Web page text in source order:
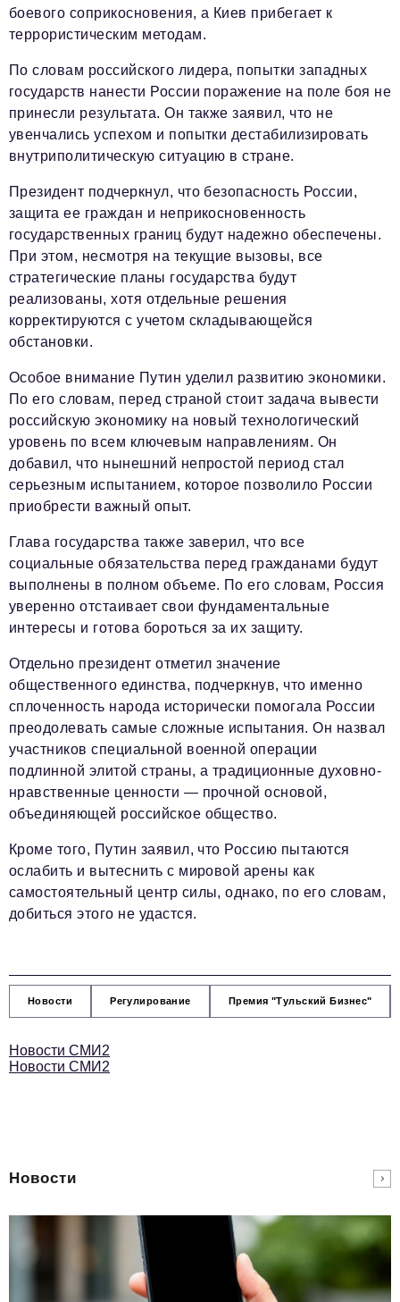
боевого соприкосновения, а Киев прибегает к
террористическим методам.
По словам российского лидера, попытки западных
государств нанести России поражение на поле боя не
принесли результата. Он также заявил, что не
увенчались успехом и попытки дестабилизировать
внутриполитическую ситуацию в стране.
Президент подчеркнул, что безопасность России,
защита ее граждан и неприкосновенность
государственных границ будут надежно обеспечены.
При этом, несмотря на текущие вызовы, все
стратегические планы государства будут
реализованы, хотя отдельные решения
корректируются с учетом складывающейся
обстановки.
Особое внимание Путин уделил развитию экономики.
По его словам, перед страной стоит задача вывести
российскую экономику на новый технологический
уровень по всем ключевым направлениям. Он
добавил, что нынешний непростой период стал
серьезным испытанием, которое позволило России
приобрести важный опыт.
Глава государства также заверил, что все
социальные обязательства перед гражданами будут
выполнены в полном объеме. По его словам, Россия
уверенно отстаивает свои фундаментальные
интересы и готова бороться за их защиту.
Отдельно президент отметил значение
общественного единства, подчеркнув, что именно
сплоченность народа исторически помогала России
преодолевать самые сложные испытания. Он назвал
участников специальной военной операции
подлинной элитой страны, а традиционные духовно-
нравственные ценности — прочной основой,
объединяющей российское общество.
Кроме того, Путин заявил, что Россию пытаются
ослабить и вытеснить с мировой арены как
самостоятельный центр силы, однако, по его словам,
добиться этого не удастся.
Новости Регулирование Премия "Тульский Бизнес"
Новости СМИ2
Новости СМИ2
Новости